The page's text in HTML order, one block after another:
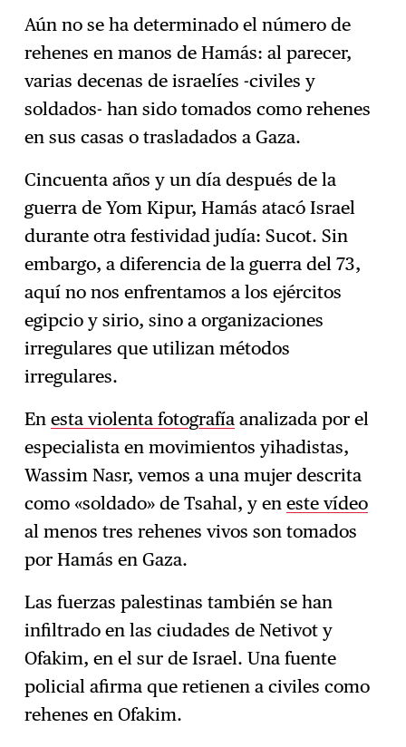
Aún no se ha determinado el número de
rehenes en manos de Hamás: al parecer,
varias decenas de israelíes -civiles y
soldados- han sido tomados como rehenes
en sus casas o trasladados a Gaza.
Cincuenta años y un día después de la
guerra de Yom Kipur, Hamás atacó Israel
durante otra festividad judía: Sucot. Sin
embargo, a diferencia de la guerra del 73,
aquí no nos enfrentamos a los ejércitos
egipcio y sirio, sino a organizaciones
irregulares que utilizan métodos
irregulares.
Enesta violenta fotografía analizada por el
especialista en movimientos yihadistas,
Wassim Nasr, vemos a una mujer descrita
como «soldado» de Tsahal, y eneste vídeo
al menos tres rehenes vivos son tomados
por Hamás en Gaza.
Las fuerzas palestinas también se han
infiltrado en las ciudades de Netivot y
Ofakim, en el sur de Israel. Una fuente
policial afirma que retienen a civiles como
rehenes en Ofakim.